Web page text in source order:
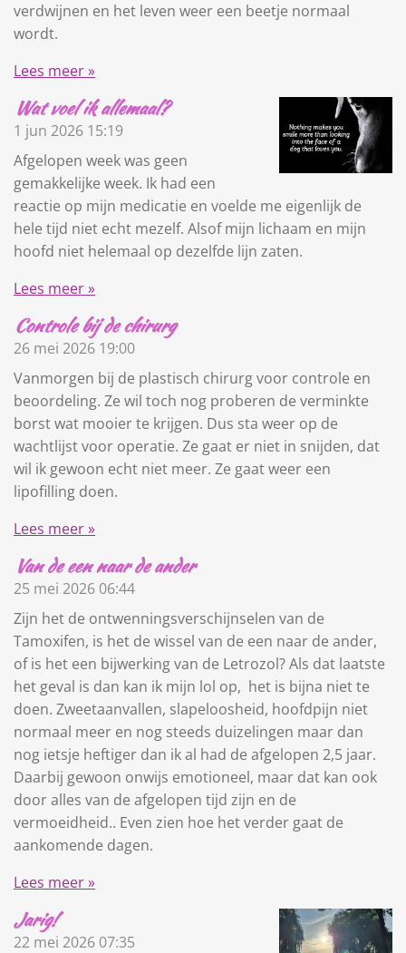
verdwijnen en het leven weer een beetje normaal
wordt.
Lees meer »
Wat voel ik allemaal?
1 jun 2026 15:19
Afgelopen week was geen
gemakkelijke week. Ik had een
reactie op mijn medicatie en voelde me eigenlijk de
hele tijd niet echt mezelf. Alsof mijn lichaam en mijn
hoofd niet helemaal op dezelfde lijn zaten.
Lees meer »
Controle bij de chirurg
26 mei 2026 19:00
Vanmorgen bij de plastisch chirurg voor controle en
beoordeling. Ze wil toch nog proberen de verminkte
borst wat mooier te krijgen. Dus sta weer op de
wachtlijst voor operatie. Ze gaat er niet in snijden, dat
wil ik gewoon echt niet meer. Ze gaat weer een
lipofilling doen.
Lees meer »
Van de een naar de ander
25 mei 2026 06:44
Zijn het de ontwenningsverschijnselen van de
Tamoxifen, is het de wissel van de een naar de ander,
of is het een bijwerking van de Letrozol? Als dat laatste
het geval is dan kan ik mijn lol op, het is bijna niet te
doen. Zweetaanvallen, slapeloosheid, hoofdpijn niet
normaal meer en nog steeds duizelingen maar dan
nog ietsje heftiger dan ik al had de afgelopen 2,5 jaar.
Daarbij gewoon onwijs emotioneel, maar dat kan ook
door alles van de afgelopen tijd zijn en de
vermoeidheid.. Even zien hoe het verder gaat de
aankomende dagen.
Lees meer »
Jarig!
22 mei 2026 07:35